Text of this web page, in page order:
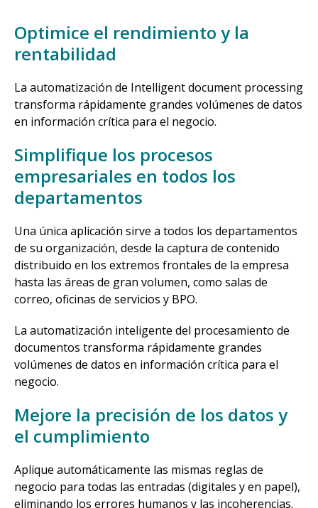
Optimice el rendimiento y la
rentabilidad
La automatización de Intelligent document processing
transforma rápidamente grandes volúmenes de datos
en información crítica para el negocio.
Simplifique los procesos
empresariales en todos los
departamentos
Una única aplicación sirve a todos los departamentos
de su organización, desde la captura de contenido
distribuido en los extremos frontales de la empresa
hasta las áreas de gran volumen, como salas de
correo, oficinas de servicios y BPO.
La automatización inteligente del procesamiento de
documentos transforma rápidamente grandes
volúmenes de datos en información crítica para el
negocio.
Mejore la precisión de los datos y
el cumplimiento
Aplique automáticamente las mismas reglas de
negocio para todas las entradas (digitales y en papel),
eliminando los errores humanos y las incoherencias.